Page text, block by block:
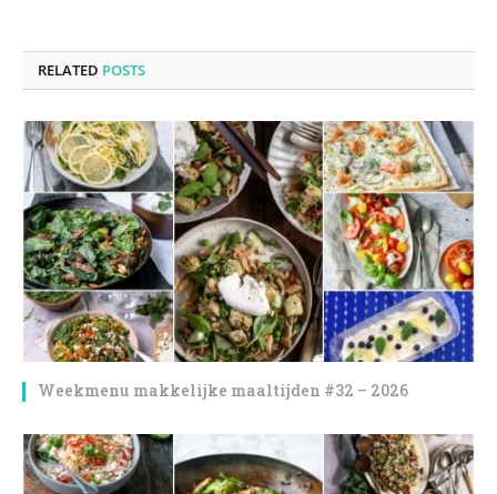
RELATED POSTS
Weekmenu makkelijke maaltijden #32 – 2026